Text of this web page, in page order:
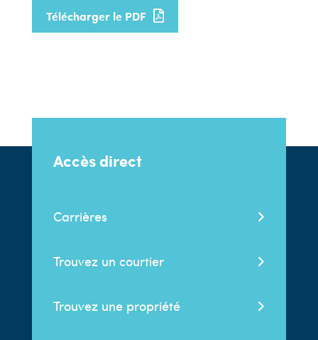
Télécharger le PDF
Accès direct
Carrières
Trouvez un courtier
Trouvez une propriété